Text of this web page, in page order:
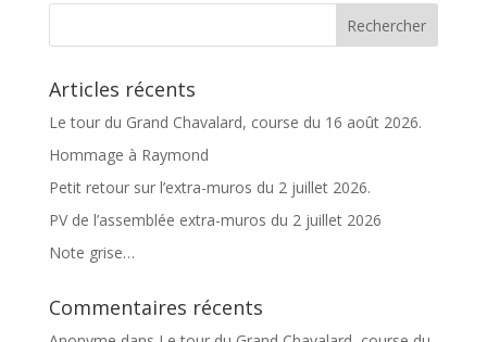
i
v
:
Articles récents
Le tour du Grand Chavalard, course du 16 août 2026.
Hommage à Raymond
Petit retour sur l’extra-muros du 2 juillet 2026.
PV de l’assemblée extra-muros du 2 juillet 2026
Note grise…
Commentaires récents